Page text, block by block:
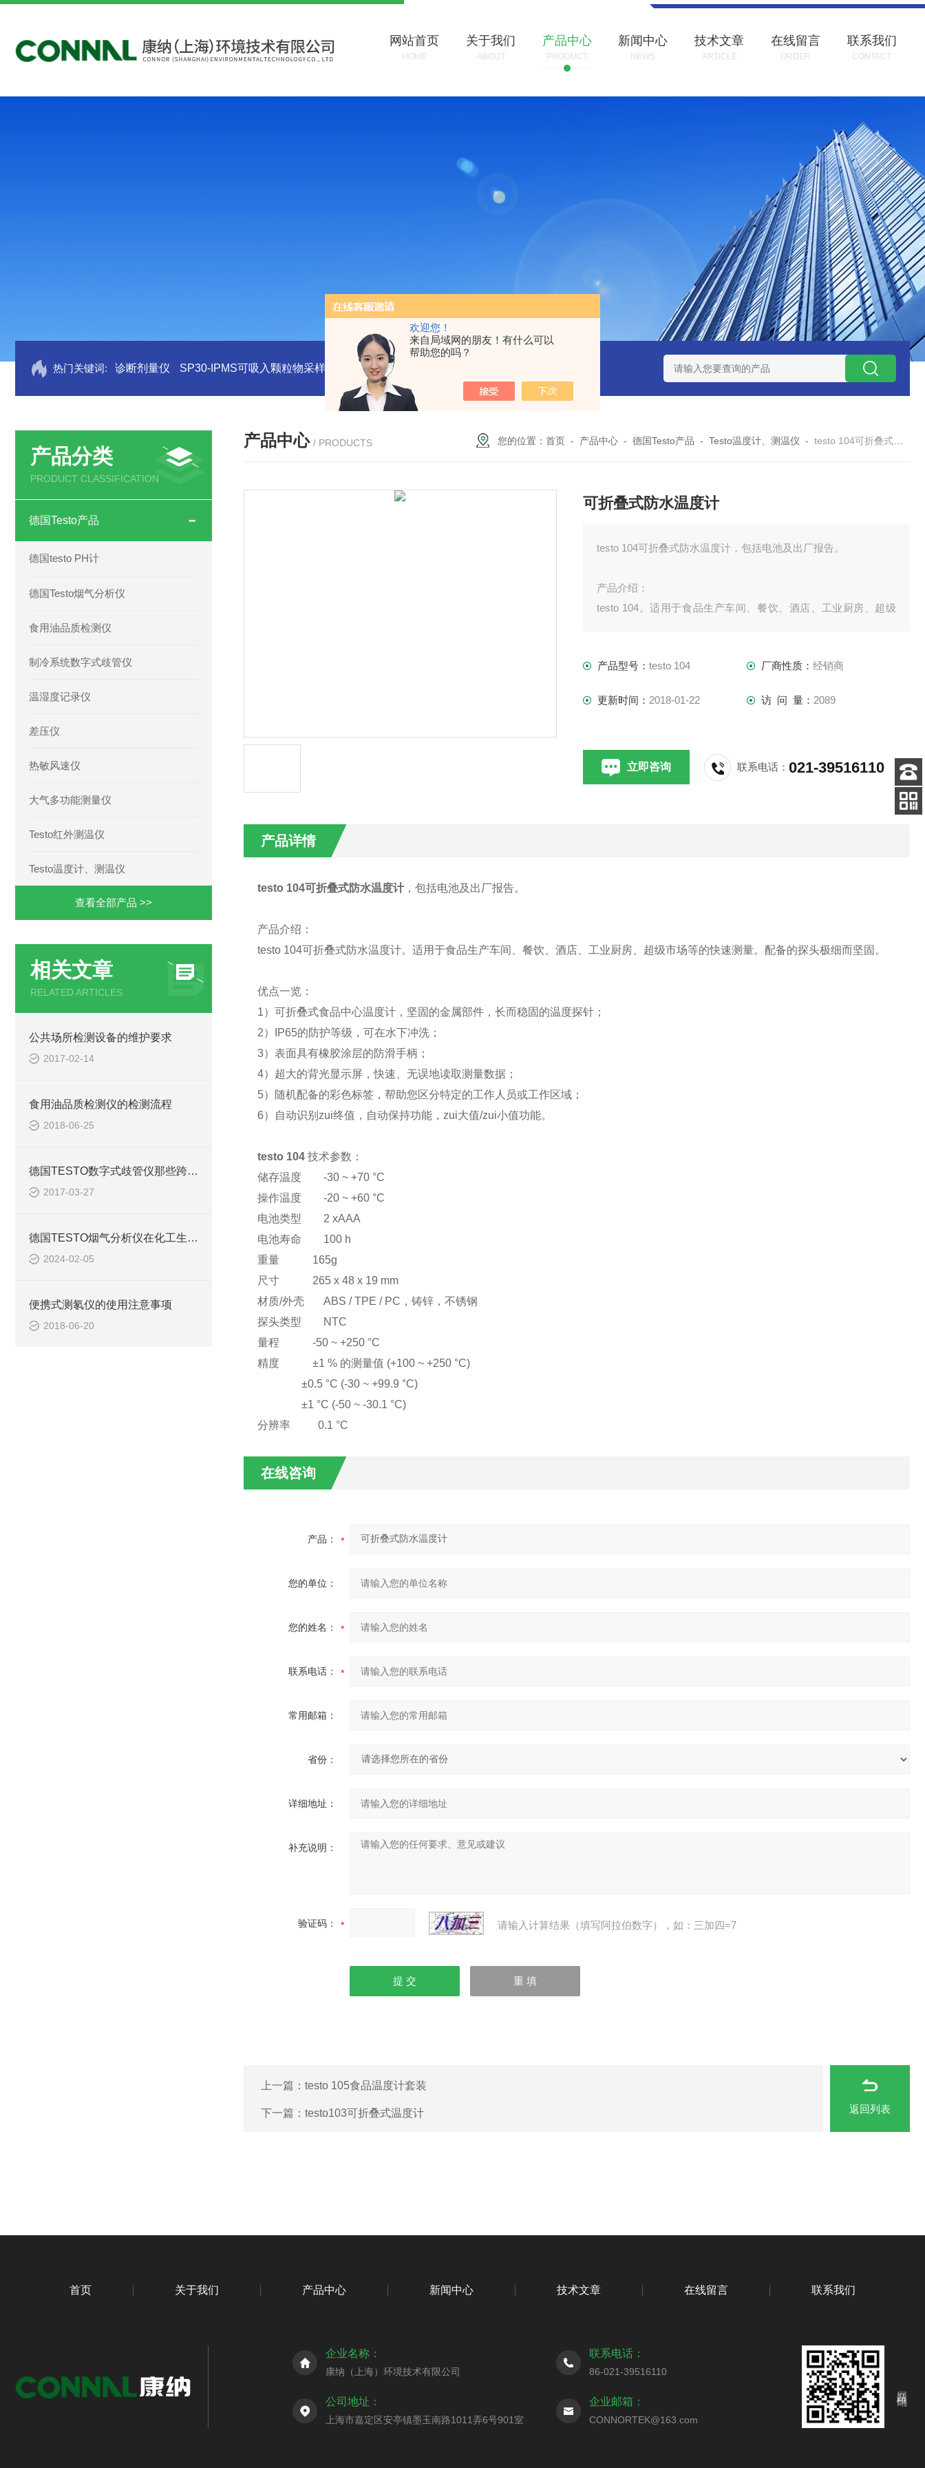
欢迎您！
来自局域网的朋友！有什么可以
帮助您的吗？
网站首页
HOME
关于我们
ABOUT
产品中心
PRODUCT
新闻中心
NEWS
技术文章
ARTICLE
在线留言
ORDER
联系我们
CONTACT
热门关键词: 诊断剂量仪 SP30-IPMS可吸入颗粒物采样器 DryCal 800美国MesaLabs 气体质量流量计 CQB300数字恒流矿用防爆个体空气采样器 CQB1500数字恒流防爆矿用
产品分类
PRODUCT CLASSIFICATION
德国Testo产品
德国testo PH计
德国Testo烟气分析仪
食用油品质检测仪
制冷系统数字式歧管仪
温湿度记录仪
差压仪
热敏风速仪
大气多功能测量仪
Testo红外测温仪
Testo温度计、测温仪
查看全部产品 >>
相关文章
RELATED ARTICLES
公共场所检测设备的维护要求
2017-02-14
食用油品质检测仪的检测流程
2018-06-25
德国TESTO数字式歧管仪那些跨时代的优势
2017-03-27
德国TESTO烟气分析仪在化工生产中的安全监测
2024-02-05
便携式测氡仪的使用注意事项
2018-06-20
产品中心 / PRODUCTS 您的位置：首页 - 产品中心 -德国Testo产品 -Testo温度计、测温仪 -testo 104可折叠式防水温度计
可折叠式防水温度计
testo 104可折叠式防水温度计，包括电池及出厂报告。
产品介绍：
testo 104。适用于食品生产车间、餐饮、酒店、工业厨房、超级
产品型号：testo 104 厂商性质： 经销商
更新时间： 2018-01-22 访 问 量： 2089
立即咨询 联系电话：021-39516110
产品详情
testo 104可折叠式防水温度计，包括电池及出厂报告。
产品介绍：
testo 104可折叠式防水温度计。适用于食品生产车间、餐饮、酒店、工业厨房、超级市场等的快速测量。配备的探头极细而坚固。
优点一览：
1）可折叠式食品中心温度计，坚固的金属部件，长而稳固的温度探针；
2）IP65的防护等级，可在水下冲洗；
3）表面具有橡胶涂层的防滑手柄；
4）超大的背光显示屏，快速、无误地读取测量数据；
5）随机配备的彩色标签，帮助您区分特定的工作人员或工作区域；
6）自动识别zui终值，自动保持功能，zui大值/zui小值功能。
testo 104 技术参数：
储存温度 -30 ~ +70 °C
操作温度 -20 ~ +60 °C
电池类型 2 xAAA
电池寿命 100 h
重量 165g
尺寸 265 x 48 x 19 mm
材质/外壳 ABS / TPE / PC，铸锌，不锈钢
探头类型 NTC
量程 -50 ~ +250 °C
精度 ±1 % 的测量值 (+100 ~ +250 °C)
±0.5 °C (-30 ~ +99.9 °C)
±1 °C (-50 ~ -30.1 °C)
分辨率 0.1 °C
在线咨询
产品：
您的单位：
您的姓名：
联系电话：
常用邮箱：
省份：
详细地址：
补充说明：
验证码： 请输入计算结果（填写阿拉伯数字），如：三加四=7
上一篇： testo 105食品温度计套装
下一篇： testo103可折叠式温度计 返回列表
首页 关于我们 产品中心 新闻中心 技术文章 在线留言 联系我们
企业名称：
康纳（上海）环境技术有限公司
联系电话：
86-021-39516110
公司地址：
上海市嘉定区安亭镇墨玉南路1011弄6号901室
企业邮箱：
CONNORTEK@163.com
客服
电话